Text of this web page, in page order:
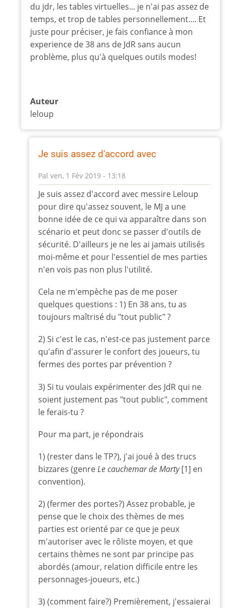
du jdr, les tables virtuelles... je n'ai pas assez de
temps, et trop de tables personnellement.... Et
juste pour préciser, je fais confiance à mon
experience de 38 ans de JdR sans aucun
problème, plus qu'à quelques outils modes!
Auteur
leloup
Je suis assez d'accord avec
Pal ven, 1 Fév 2019 - 13:18
En
réponse
à
Avant
la
partie
on
échange
leloup
Je suis assez d'accord avec messire Leloup
pour dire qu'assez souvent, le MJ a une
bonne idée de ce qui va apparaître dans son
scénario et peut donc se passer d'outils de
sécurité. D'ailleurs je ne les ai jamais utilisés
moi-même et pour l'essentiel de mes parties
n'en vois pas non plus l'utilité.
Cela ne m'empèche pas de me poser
quelques questions : 1) En 38 ans, tu as
toujours maîtrisé du "tout public" ?
2) Si c'est le cas, n'est-ce pas justement parce
qu'afin d'assurer le confort des joueurs, tu
fermes des portes par prévention ?
3) Si tu voulais expérimenter des JdR qui ne
soient justement pas "tout public", comment
le ferais-tu ?
Pour ma part, je répondrais
1) (rester dans le TP?), j'ai joué à des trucs
bizzares (genreLe cauchemar de Marty[1] en
convention).
2) (fermer des portes?) Assez probable, je
pense que le choix des thèmes de mes
parties est orienté par ce que je peux
m'autoriser avec le rôliste moyen, et que
certains thèmes ne sont par principe pas
abordés (amour, relation difficile entre les
personnages-joueurs, etc.)
3) (comment faire?) Premièrement, j'essaierai